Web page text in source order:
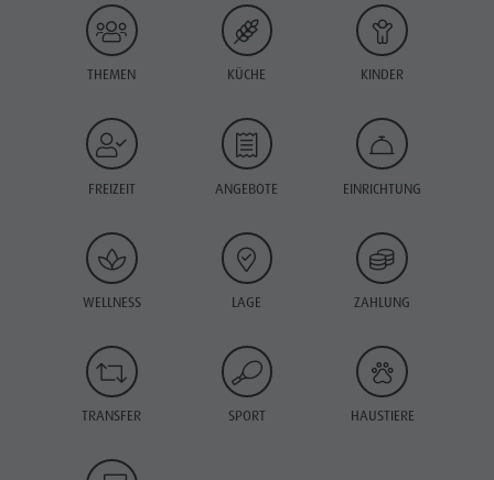
THEMEN KÜCHE KINDER
FREIZEIT ANGEBOTE EINRICHTUNG
WELLNESS LAGE ZAHLUNG
TRANSFER SPORT HAUSTIERE